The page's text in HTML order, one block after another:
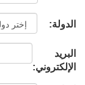
الدولة:
البريد
الإلكتروني: